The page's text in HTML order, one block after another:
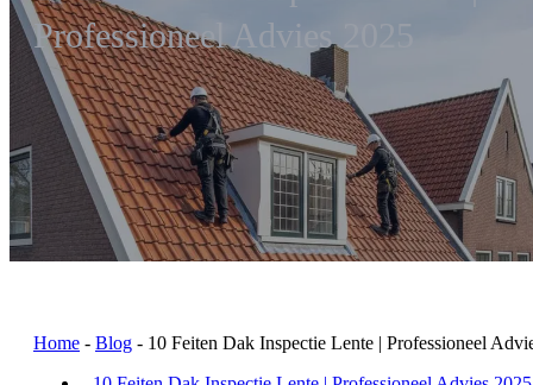
Professioneel Advies 2025
Home - Blog - 10 Feiten Dak Inspectie Lente | Professioneel